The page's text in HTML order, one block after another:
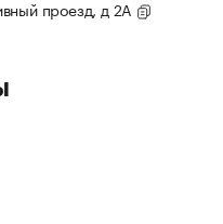
проезд, д 2А